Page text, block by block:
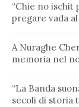
“Chie no ischit
pregare vada
A Nuraghe
memoria nel
“La Banda
secoli di storia